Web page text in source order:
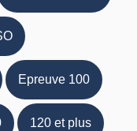
Epreuve 100
120 et plus